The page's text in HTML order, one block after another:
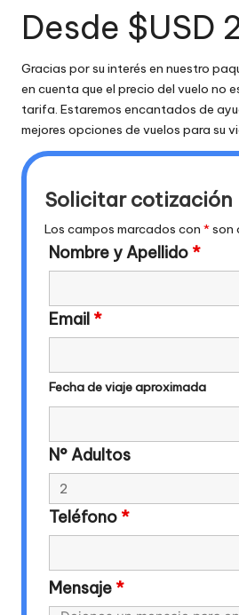
Desde $USD
Gracias por su interés en nuestro
en cuenta que el precio del vuelo no
tarifa. Estaremos encantados de
mejores opciones de vuelos para su
Solicitar cotización
Los campos marcados con *son
Nombre y Apellido *
Email *
Fecha de viaje aproximada
N° Adultos
Teléfono *
Mensaje *